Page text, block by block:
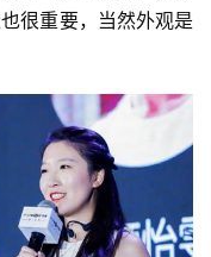
很重要，当然外观是